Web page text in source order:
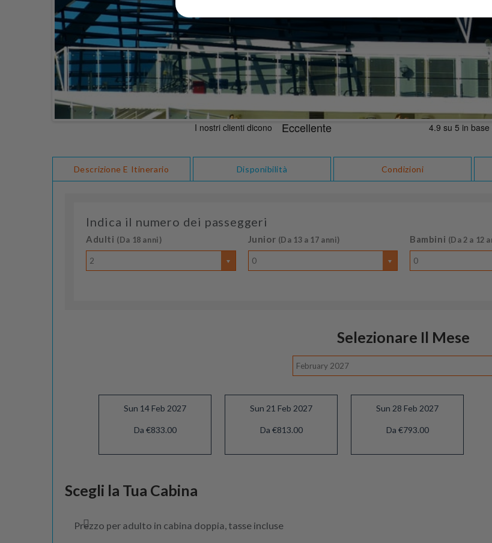
Descrizione E Itinerario Disponibilità Condizioni
Indica il numero dei passeggeri
Adulti (Da 18 anni)
2
Junior (Da 13 a 17 anni)
0
Bambini (Da 2 a 12
0
Selezionare Il Mese
February 2027
Sun 14 Feb 2027
Da €833.00
Sun 21 Feb 2027
Da €813.00
Sun 28 Feb 2027
Da €793.00
Scegli la Tua Cabina
Prezzo per adulto in cabina doppia, tasse incluse